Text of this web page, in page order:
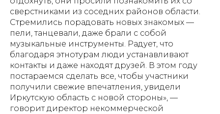
сверстниками из соседних районов области.
Стремились порадовать новых знакомых —
пели, танцевали, даже брали с собой
музыкальные инструменты. Радует, что
благодаря этнотурам люди устанавливают
контакты и даже находят друзей. В этом году
постараемся сделать все, чтобы участники
получили свежие впечатления, увидели
Иркутскую область с новой стороны», —
говорит директор некоммерческой